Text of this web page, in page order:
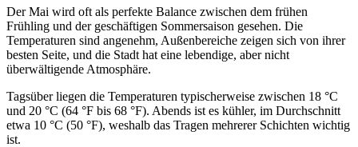
Der Mai wird oft als perfekte Balance zwischen dem frühen
Frühling und der geschäftigen Sommersaison gesehen. Die
Temperaturen sind angenehm, Außenbereiche zeigen sich von ihrer
besten Seite, und die Stadt hat eine lebendige, aber nicht
überwältigende Atmosphäre.
Tagsüber liegen die Temperaturen typischerweise zwischen 18 °C
und 20 °C (64 °F bis 68 °F). Abends ist es kühler, im Durchschnitt
etwa 10 °C (50 °F), weshalb das Tragen mehrerer Schichten wichtig
ist.